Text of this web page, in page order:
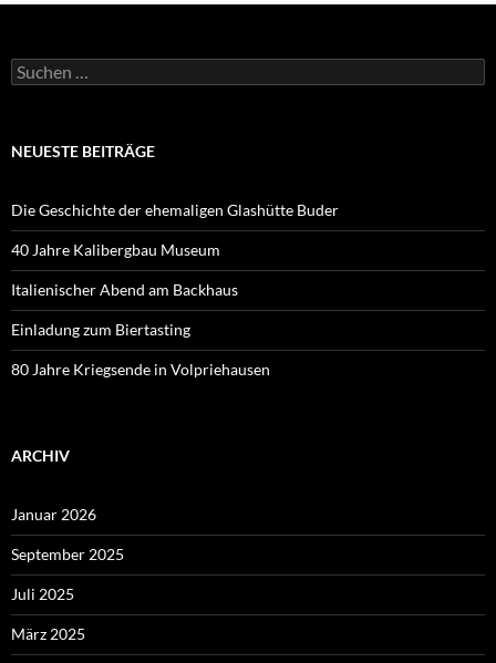
Suchen
nach:
NEUESTE BEITRÄGE
Die Geschichte der ehemaligen Glashütte Buder
40 Jahre Kalibergbau Museum
Italienischer Abend am Backhaus
Einladung zum Biertasting
80 Jahre Kriegsende in Volpriehausen
ARCHIV
Januar 2026
September 2025
Juli 2025
März 2025